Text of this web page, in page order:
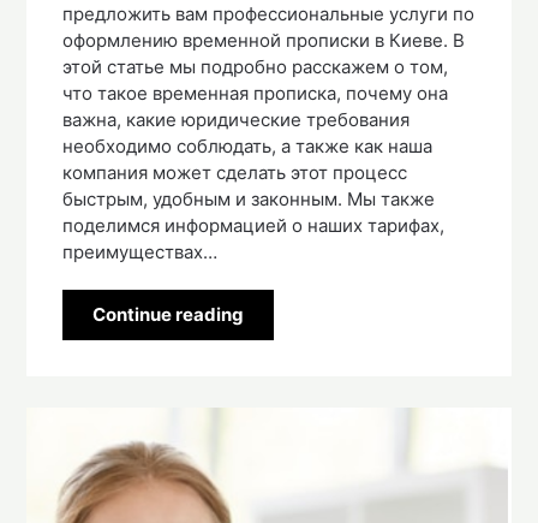
предложить вам профессиональные услуги по
оформлению временной прописки в Киеве. В
этой статье мы подробно расскажем о том,
что такое временная прописка, почему она
важна, какие юридические требования
необходимо соблюдать, а также как наша
компания может сделать этот процесс
быстрым, удобным и законным. Мы также
поделимся информацией о наших тарифах,
преимуществах…
Continue reading